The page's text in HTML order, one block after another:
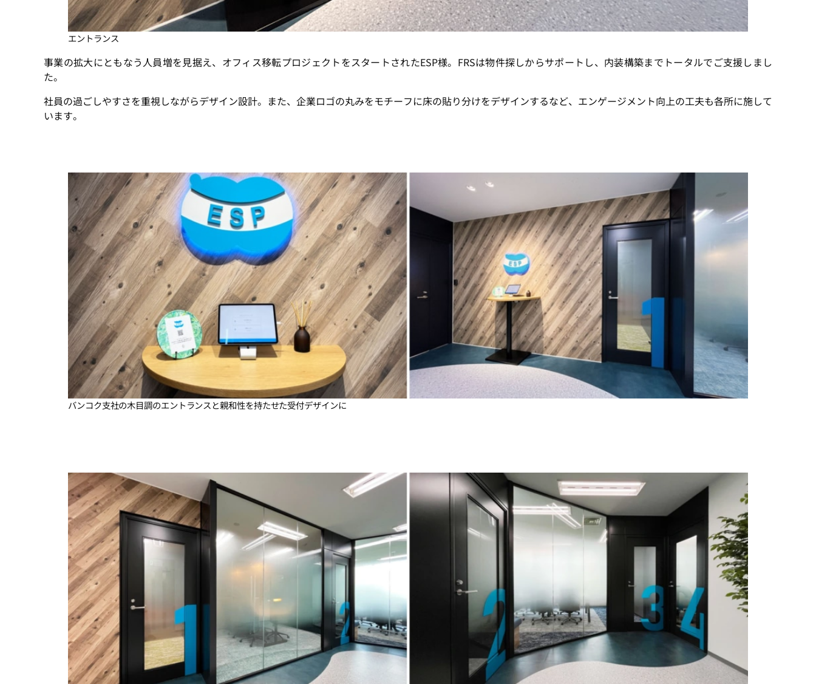
エントランス
事業の拡大にともなう人員増を見据え、オフィス移転プロジェクトをスタートされたESP様。FRSは物件探しからサポートし、内装構築までトータルでご支援しまし
た。
社員の過ごしやすさを重視しながらデザイン設計。また、企業ロゴの丸みをモチーフに床の貼り分けをデザインするなど、エンゲージメント向上の工夫も各所に施して
います。
バンコク支社の木目調のエントランスと親和性を持たせた受付デザインに